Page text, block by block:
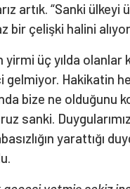
artık. “Sanki
bir çelişki halini
yirmi üç yılda
gelmiyor. Hakikatin
bize ne olduğunu
sanki.
yarattığı